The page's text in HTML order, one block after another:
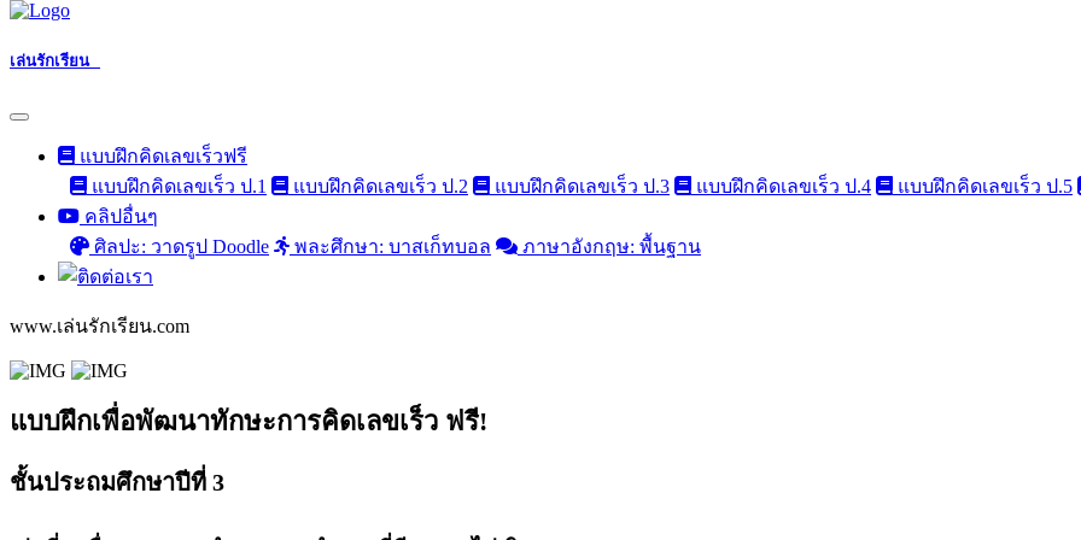
เล่นรักเรียน
แบบฝึกคิดเลขเร็วฟรี
แบบฝึกคิดเลขเร็ว ป.1
แบบฝึกคิดเลขเร็ว ป.2 แบบฝึกคิดเลขเร็ว ป.3 แบบฝึกคิดเลขเร็ว ป.4 แบบฝึกคิดเลขเร็ว ป.5
คลิปอื่นๆ
ศิลปะ: วาดรูป Doodle
พละศึกษา: บาสเก็ทบอล ภาษาอังกฤษ: พื้นฐาน
www.เล่นรักเรียน.com
แบบฝึกเพื่อพัฒนาทักษะการคิดเลขเร็ว ฟรี!
ชั้นประถมศึกษาปีที่ 3